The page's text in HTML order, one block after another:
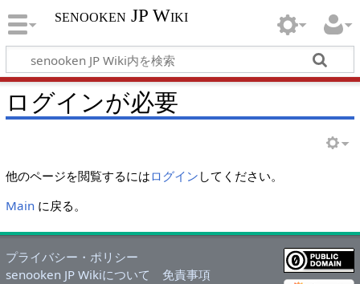
senooken JP Wiki
ログインが必要
他のページを閲覧するにはログイン してください。
Mainに戻る。
プライバシー・ポリシー
senooken JP Wikiについて
免責事項